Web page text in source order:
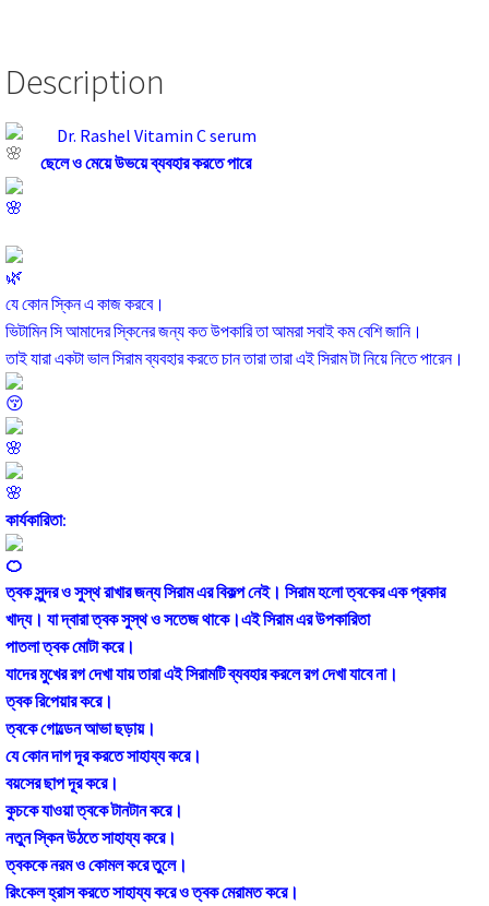
Description
Dr. Rashel Vitamin C serum
ছেলে ও মেয়ে উভয়ে ব্যবহার করতে পারে
যে কোন স্কিন এ কাজ করবে।
ভিটামিন সি আমাদের স্কিনের জন্য কত উপকারি তা আমরা সবাই কম বেশি জানি।
তাই যারা একটা ভাল সিরাম ব্যবহার করতে চান তারা তারা এই সিরাম টা নিয়ে নিতে পারেন।
কার্যকারিতা:
ত্বক সুন্দর ও সুস্থ রাখার জন্য সিরাম এর বিকল্প নেই। সিরাম হলো ত্বকের এক প্রকার
খাদ্য। যা দ্বারা ত্বক সুস্থ ও সতেজ থাকে।এই সিরাম এর উপকারিতা
পাতলা ত্বক মোটা করে।
যাদের মুখের রগ দেখা যায় তারা এই সিরামটি ব্যবহার করলে রগ দেখা যাবে না।
ত্বক রিপেয়ার করে।
ত্বকে গোল্ডেন আভা ছড়ায়।
যে কোন দাগ দূর করতে সাহায্য করে।
বয়সের ছাপ দূর করে।
কুচকে যাওয়া ত্বকে টানটান করে।
নতুন স্কিন উঠতে সাহায্য করে।
ত্বককে নরম ও কোমল করে তুলে।
রিংকেল হ্রাস করতে সাহায্য করে ও ত্বক মেরামত করে।